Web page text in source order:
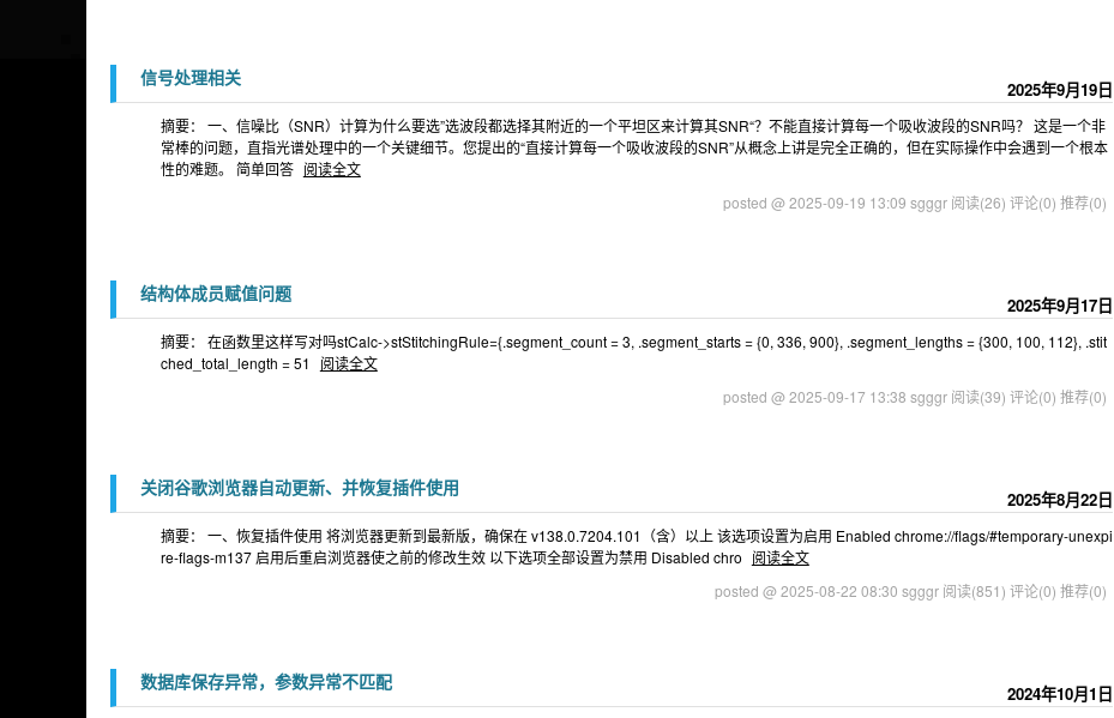
2025年9月19日
信号处理相关
摘要： 一、信噪比（SNR）计算​为什么要选”选波段都选择其附近的一个平坦区来计算其SNR“？不能直接计算每一个吸收波段的SNR吗？ 这是一个非
常棒的问题，直指光谱处理中的一个关键细节。您提出的“直接计算每一个吸收波段的SNR”从概念上讲是完全正确的，但​​在实际操作中会遇到一个根本
性的难题​​。 简单回答 阅读全文
posted @ 2025-09-19 13:09 sgggr 阅读(26) 评论(0) 推荐(0)
2025年9月17日
结构体成员赋值问题
摘要： 在函数里这样写对吗stCalc->stStitchingRule={.segment_count = 3, .segment_starts = {0, 336, 900}, .segment_lengths = {300, 100, 112}, .stit
ched_total_length = 51
阅读全文
posted @ 2025-09-17 13:38 sgggr 阅读(39) 评论(0) 推荐(0)
2025年8月22日
关闭谷歌浏览器自动更新、并恢复插件使用
摘要： 一、恢复插件使用 将浏览器更新到最新版，确保在 v138.0.7204.101（含）以上 该选项设置为启用 Enabled chrome://flags/#temporary-unexpi
re-flags-m137 启用后重启浏览器使之前的修改生效 以下选项全部设置为禁用 Disabled chro 阅读全文
posted @ 2025-08-22 08:30 sgggr 阅读(851) 评论(0) 推荐(0)
2024年10月1日
数据库保存异常，参数异常不匹配